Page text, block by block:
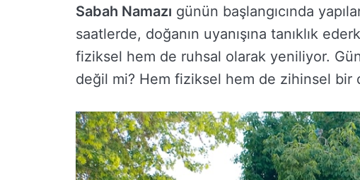
Sabah Namazı günün başlangıcında
saatlerde, doğanın uyanışına tanıklık
fiziksel hem de ruhsal olarak yeniliyor.
değil mi? Hem fiziksel hem de zihinsel bir